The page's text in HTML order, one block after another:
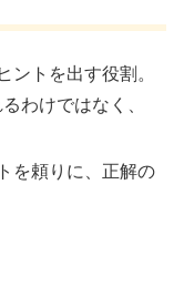
ントを出す役割。
わけではなく、
を頼りに、正解の